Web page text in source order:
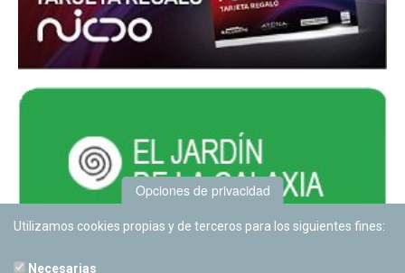
Opciones de privacidad
Utilizamos cookies propias y de terceros para los siguientes fines:
Necesarias